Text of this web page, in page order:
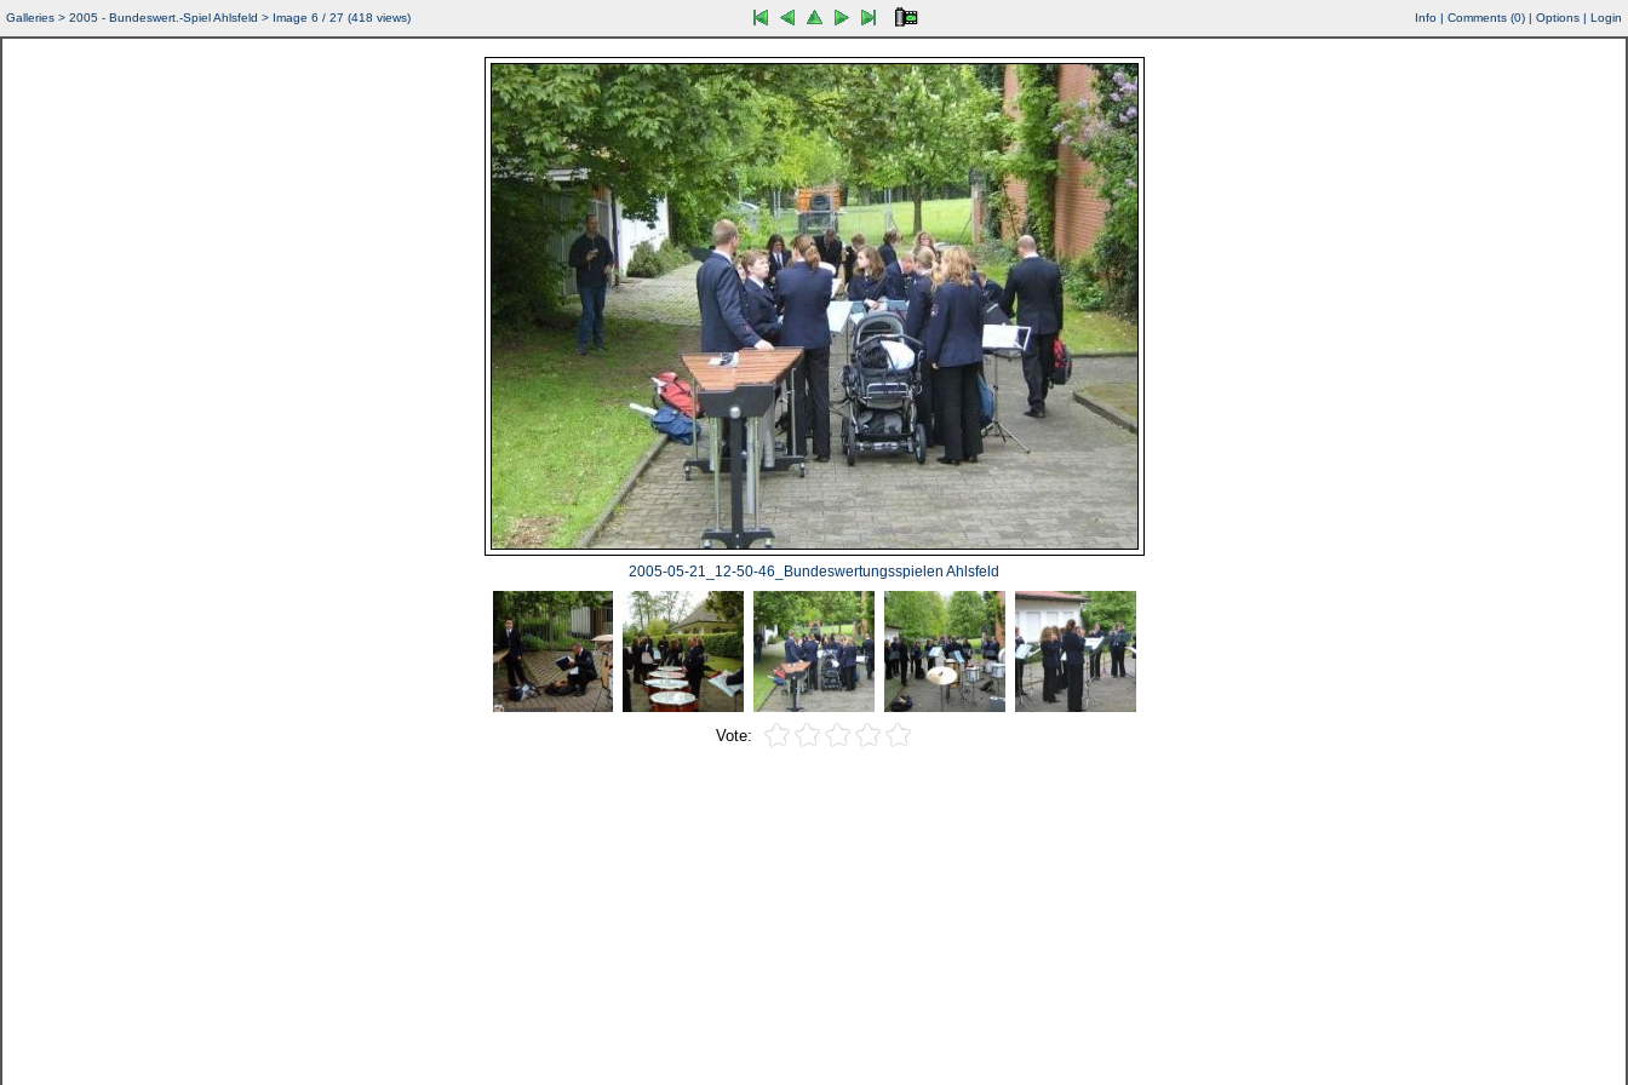
Galleries > 2005 - Bundeswert.-Spiel Ahlsfeld > Image 6 / 27 (418 views) Info | Comments (0) | Options | Login
2005-05-21_12-50-46_Bundeswertungsspielen Ahlsfeld
Vote: